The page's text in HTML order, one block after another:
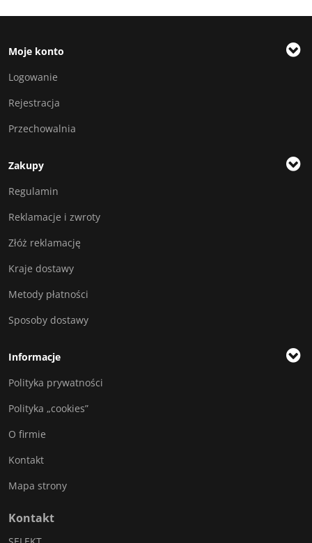
Moje konto
Logowanie
Rejestracja
Przechowalnia
Zakupy
Regulamin
Reklamacje i zwroty
Złóż reklamację
Kraje dostawy
Metody płatności
Sposoby dostawy
Informacje
Polityka prywatności
Polityka „cookies”
O firmie
Kontakt
Mapa strony
Kontakt